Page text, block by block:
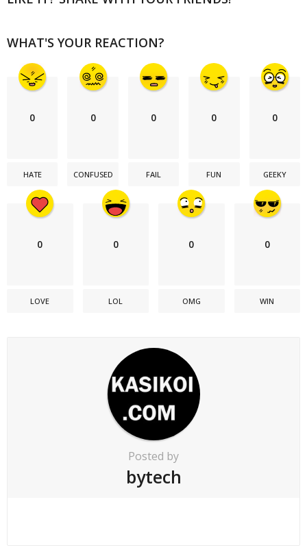
g
i
WHAT'S YOUR REACTION?
0
HATE
0
CONFUSED
0
FAIL
0
FUN
0
GEEKY
0
LOVE
0
LOL
0
OMG
0
WIN
Posted by
bytech